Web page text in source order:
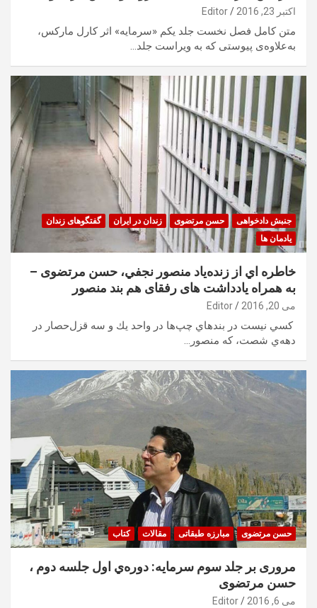
اکتبر 23, 2016 Editor
متن کامل فصل نخست جلد یکم «سرمایه» اثر کارل مارکس،
به‌علاوه‌ی پیوستی که به ویراست جلد…
جنبش دادخواهی حسن مرتضوی زندان در ایران
گفتگوهای زندان
یادمان ها
خاطره اي از زنده‌ياد منصور نجفي، حسن مرتضوی –
به همراه یادداشت های رفقای هم بند منصور
می 20, 2016 Editor
كسي نيست در بندهاي چپ‌ها در واحد يك و سه قزل‌حصار در
دهه‌ي شصت، كه منصور…
حسن مرتضوی مبارزه طبقاتی مقالات کتاب
مروری بر جلد سوم سرمايه: دوره‌ي اول جلسه دوم ،
حسن مرتضوی
می 6, 2016 Editor